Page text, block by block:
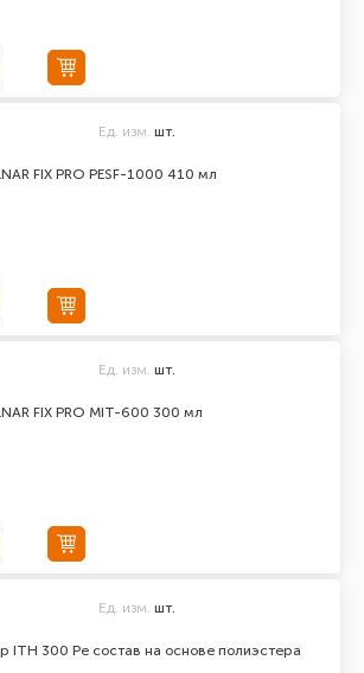
FIX PRO PESF-1000 410 мл
Ед. изм. шт.
FIX PRO MIT-600 300 мл
Ед. изм. шт.
ITH 300 Pe состав на основе полиэстера
Ед. изм. шт.